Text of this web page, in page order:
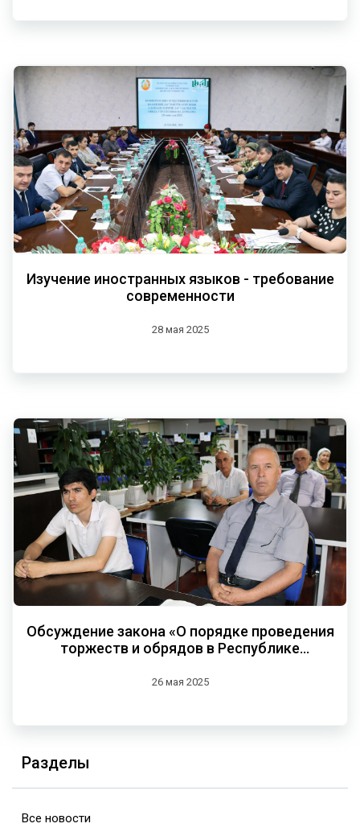
Изучение иностранных языков - требование
современности
28 мая 2025
Обсуждение закона «О порядке проведения
торжеств и обрядов в Республике
26 мая 2025
Разделы
Все новости